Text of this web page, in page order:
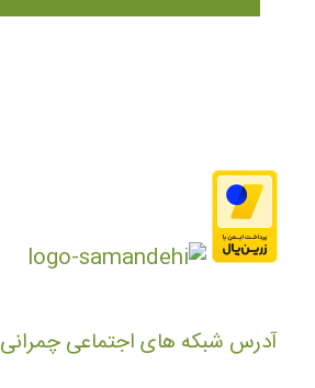
آدرس شبکه های اجتماعی چمرانی